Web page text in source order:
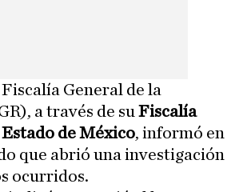
General de la
a través de su Fiscalía
de México, informó en
que abrió una investigación
ocurridos.